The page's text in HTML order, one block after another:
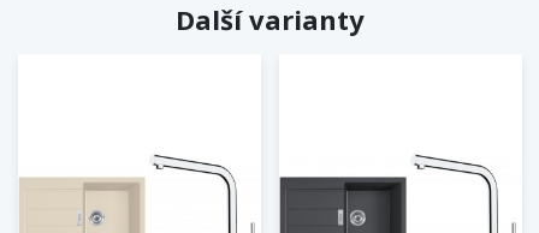
Další varianty